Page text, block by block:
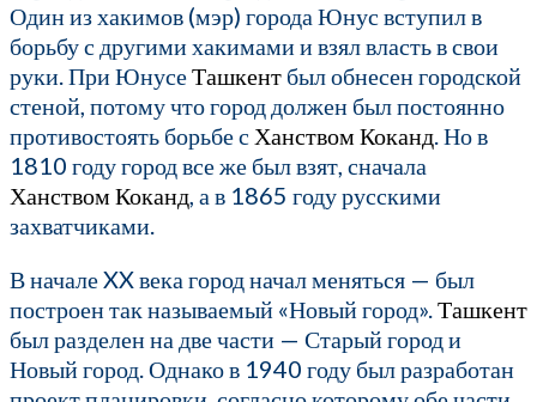
Один из хакимов (мэр) города Юнус вступил в
борьбу с другими хакимами и взял власть в свои
руки. При ЮнусеТашкент был обнесен городской
стеной, потому что город должен был постоянно
противостоять борьбе с Ханством Коканд. Но в
1810 году город все же был взят, сначала
Ханством Коканд, а в 1865 году русскими
захватчиками.
В начале XX века город начал меняться — был
построен так называемый «Новый город».Ташкент
был разделен на две части — Старый город и
Новый город. Однако в 1940 году был разработан